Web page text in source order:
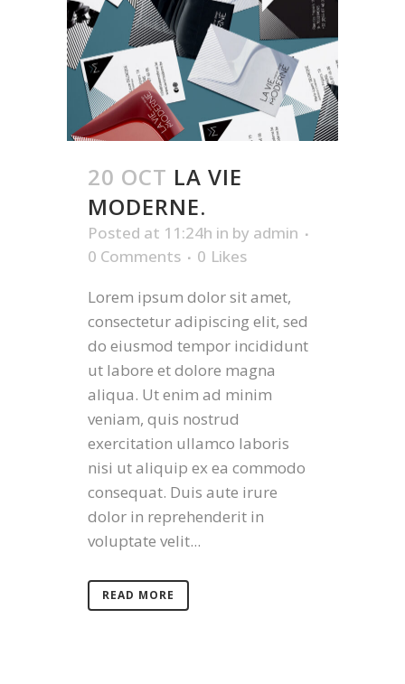
20 OCT LA VIE
MODERNE.
Posted at 11:24h in by admin
0 Comments
0 Likes
Lorem ipsum dolor sit amet,
consectetur adipiscing elit, sed
do eiusmod tempor incididunt
ut labore et dolore magna
aliqua. Ut enim ad minim
veniam, quis nostrud
exercitation ullamco laboris
nisi ut aliquip ex ea commodo
consequat. Duis aute irure
dolor in reprehenderit in
voluptate velit...
READ MORE